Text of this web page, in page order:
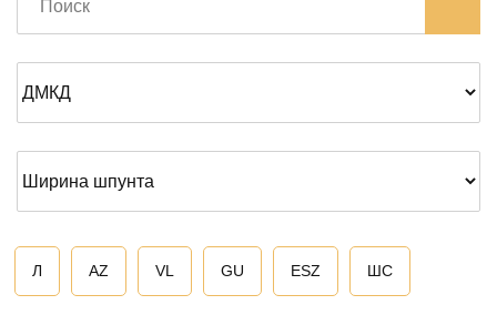
Л AZ VL GU ESZ ШС